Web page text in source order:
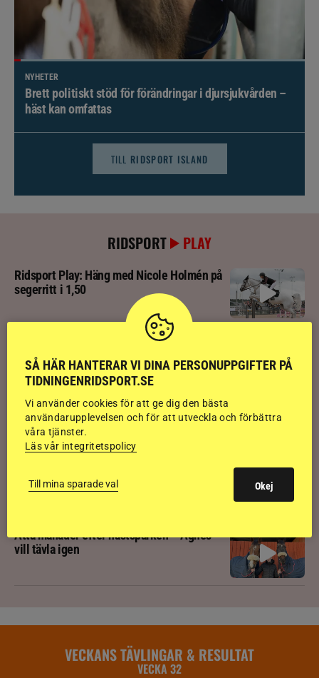
NYHETER
Brett politiskt stöd för förändringar i djursjukvården –
häst kan omfattas
TILL RIDSPORT ISLAND
RIDSPORT PLAY
Ridsport Play: Häng med Nicole Holmén på
segerritt i 1,50
Ridsport Play: Följ svenska ungdomarnas
medaljjakt
Ridsport Play: Hästar flyr brand i panik
sina knep – så blir hästen trygg överallt
Åtta månader efter hästsparken – Agnes
vill tävla igen
VECKANS TÄVLINGAR & RESULTAT
VECKA 32
SÅ HÄR HANTERAR VI DINA PERSONUPPGIFTER PÅ
TIDNINGENRIDSPORT.SE
Vi använder cookies för att ge dig den bästa
användarupplevelsen och för att utveckla och förbättra
våra tjänster.
Läs vår integritetspolicy
Till mina sparade val Okej